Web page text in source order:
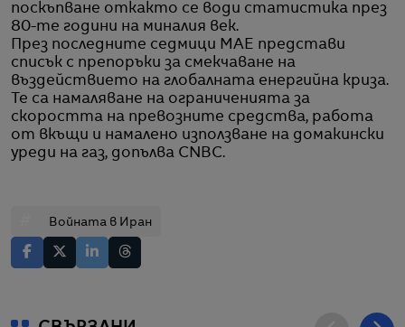
поскъпване откакто се води статистика през
80-те години на миналия век.
През последните седмици МАЕ представи
списък с препоръки за смекчаване на
въздействието на глобалната енергийна криза.
Те са намаляване на ограниченията за
скоростта на превозните средства, работа
от вкъщи и намалено използване на домакински
уреди на газ, допълва CNBC.
Войната в Иран